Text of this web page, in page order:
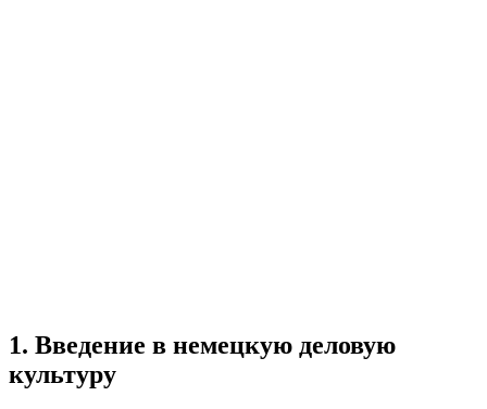
1. Введение в немецкую деловую
культуру